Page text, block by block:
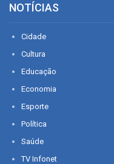
NOTÍCIAS
Cidade
Cultura
Educação
Economia
Esporte
Política
Saúde
TV Infonet